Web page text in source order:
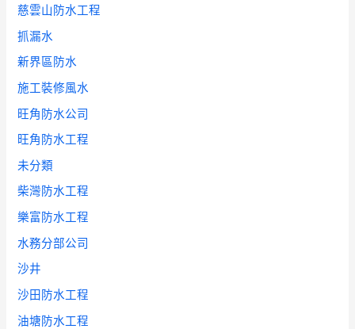
慈雲山防水工程
抓漏水
新界區防水
施工裝修風水
旺角防水公司
旺角防水工程
未分類
柴灣防水工程
樂富防水工程
水務分部公司
沙井
沙田防水工程
油塘防水工程